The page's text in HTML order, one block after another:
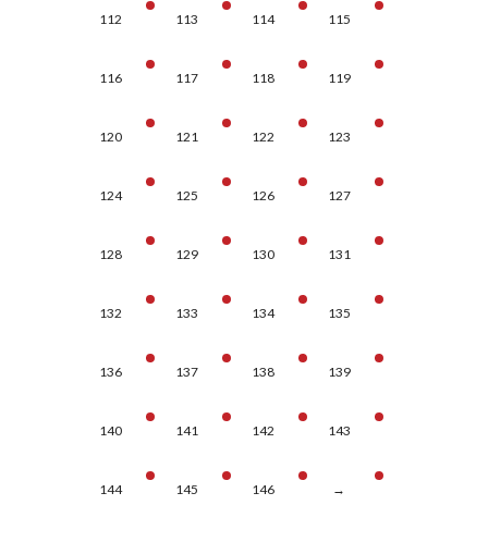
112 113 114 115
116 117 118 119
120 121 122 123
124 125 126 127
128 129 130 131
132 133 134 135
136 137 138 139
140 141 142 143
144 145 146 →